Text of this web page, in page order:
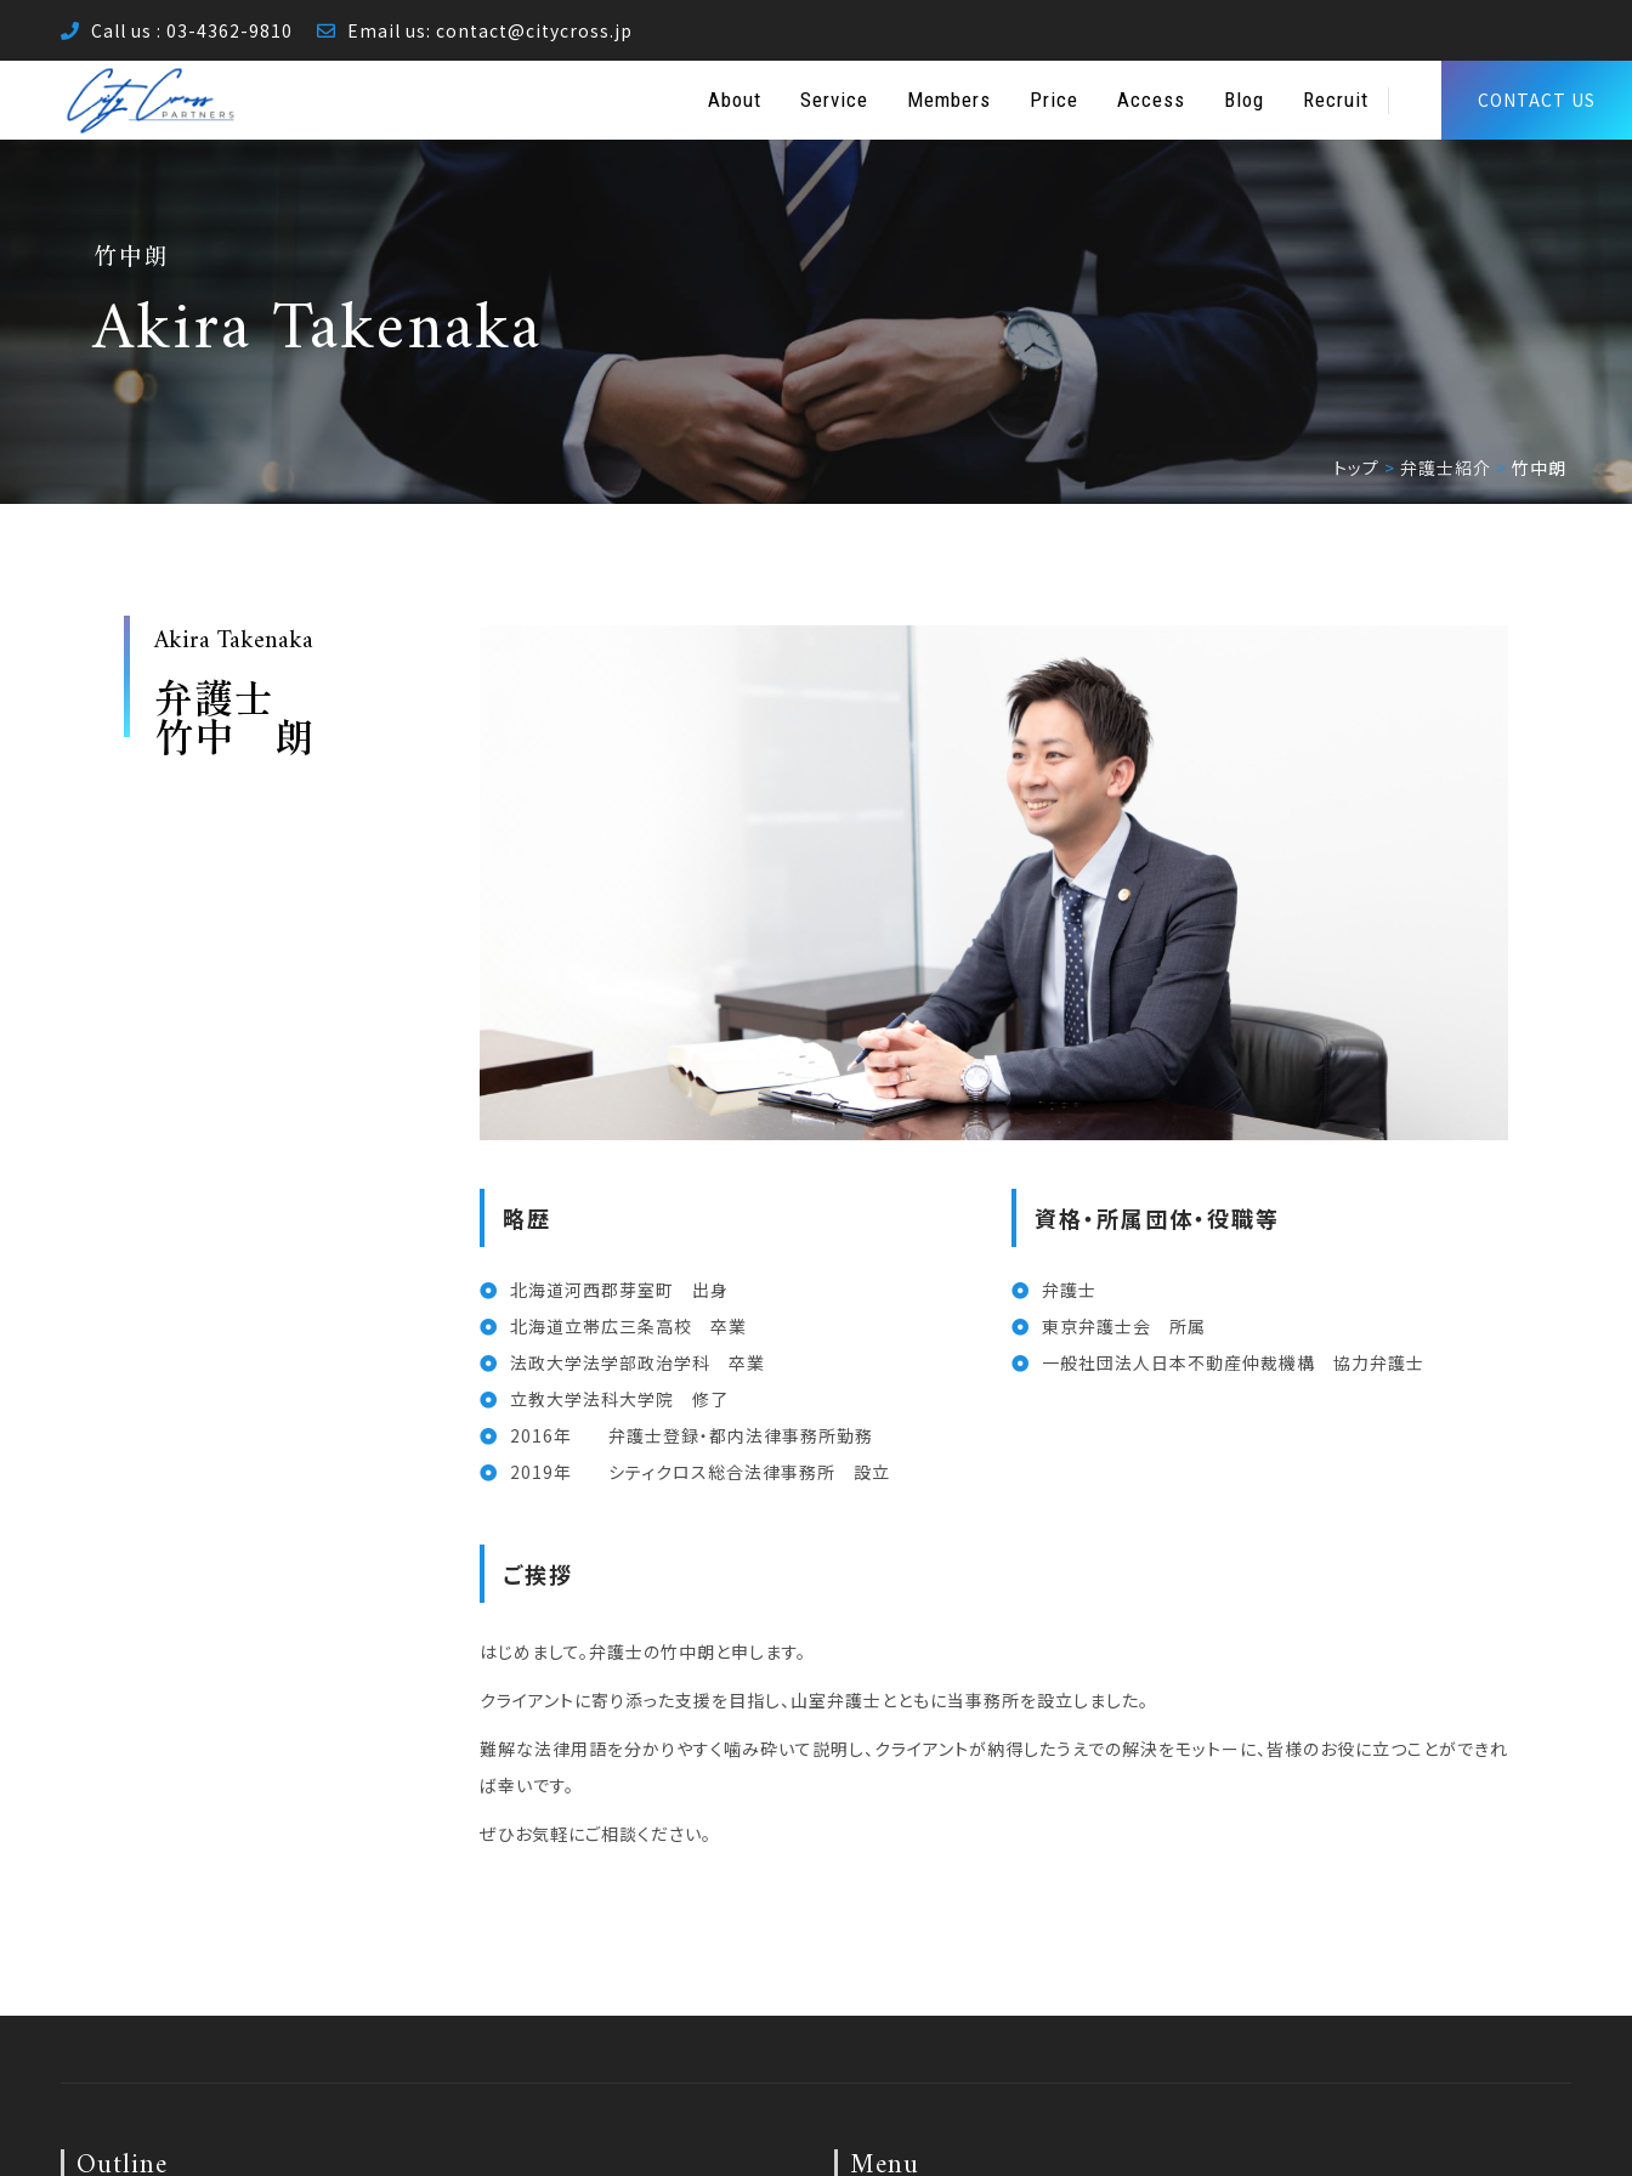
Call us : 03-4362-9810 Email us: contact@citycross.jp
CONTACT US
About Service Members Price Access Blog Recruit
竹中朗
Akira Takenaka
トップ >弁護士紹介 >竹中朗
Akira Takenaka
弁護士
竹中 朗
略歴
北海道河西郡芽室町 出身
北海道立帯広三条高校 卒業
法政大学法学部政治学科 卒業
立教大学法科大学院 修了
2016年 弁護士登録・都内法律事務所勤務
2019年 シティクロス総合法律事務所 設立
資格・所属団体・役職等
弁護士
東京弁護士会 所属
一般社団法人日本不動産仲裁機構 協力弁護士
ご挨拶
はじめまして。弁護士の竹中朗と申します。
クライアントに寄り添った支援を目指し、山室弁護士とともに当事務所を設立しました。
難解な法律用語を分かりやすく噛み砕いて説明し、クライアントが納得したうえでの解決をモットーに、皆様のお役に立つことができれ
ば幸いです。
ぜひお気軽にご相談ください。
Outline Menu